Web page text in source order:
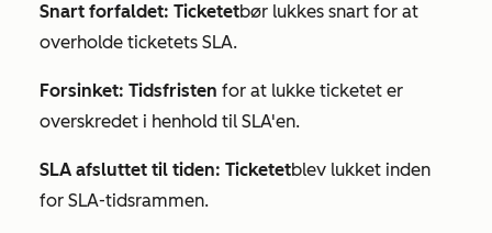
Snart forfaldet: Ticketetbør lukkes snart for at
overholde ticketets SLA.
Forsinket: Tidsfristen for at lukke ticketet er
overskredet i henhold til SLA'en.
SLA afsluttet til tiden: Ticketetblev lukket inden
for SLA-tidsrammen.